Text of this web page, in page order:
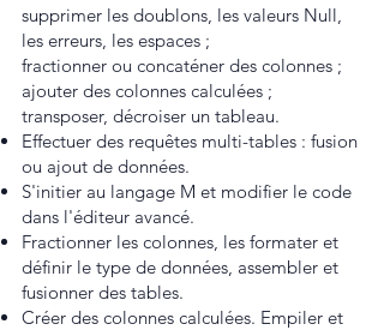
supprimer les doublons, les valeurs Null,
les erreurs, les espaces ;
fractionner ou concaténer des colonnes ;
ajouter des colonnes calculées ;
transposer, décroiser un tableau.
Effectuer des requêtes multi-tables : fusion
ou ajout de données.
S'initier au langage M et modifier le code
dans l'éditeur avancé.
Fractionner les colonnes, les formater et
définir le type de données, assembler et
fusionner des tables.
Créer des colonnes calculées. Empiler et